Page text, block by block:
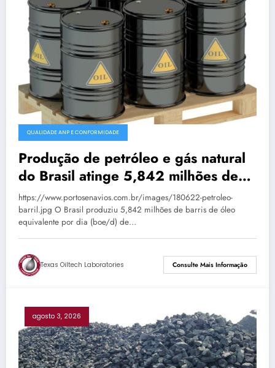
QUALIDADE ANP E CONFORMIDADE
Produção de petróleo e gás natural
do Brasil atinge 5,842 milhões de
boe/d em junho
https://www.portosenavios.com.br/images/180622-petroleo-
barril.jpg O Brasil produziu 5,842 milhões de barris de óleo
equivalente por dia (boe/d) de…
Texas Oiltech Laboratories Consulte Mais Informação
agosto 3, 2026